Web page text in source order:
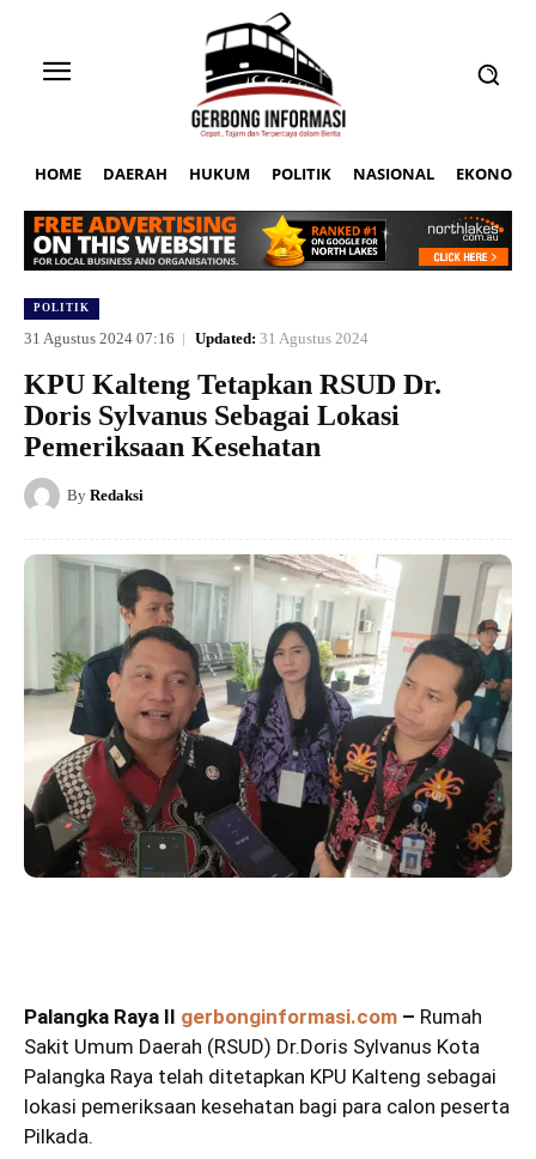
HOME DAERAH HUKUM POLITIK NASIONAL EKONOMI
POLITIK
31 Agustus 2024 07:16 Updated: 31 Agustus 2024
KPU Kalteng Tetapkan RSUD Dr.
Doris Sylvanus Sebagai Lokasi
Pemeriksaan Kesehatan
By Redaksi
Palangka Raya II gerbonginformasi.com – Rumah
Sakit Umum Daerah (RSUD) Dr.Doris Sylvanus Kota
Palangka Raya telah ditetapkan KPU Kalteng sebagai
lokasi pemeriksaan kesehatan bagi para calon peserta
Pilkada.